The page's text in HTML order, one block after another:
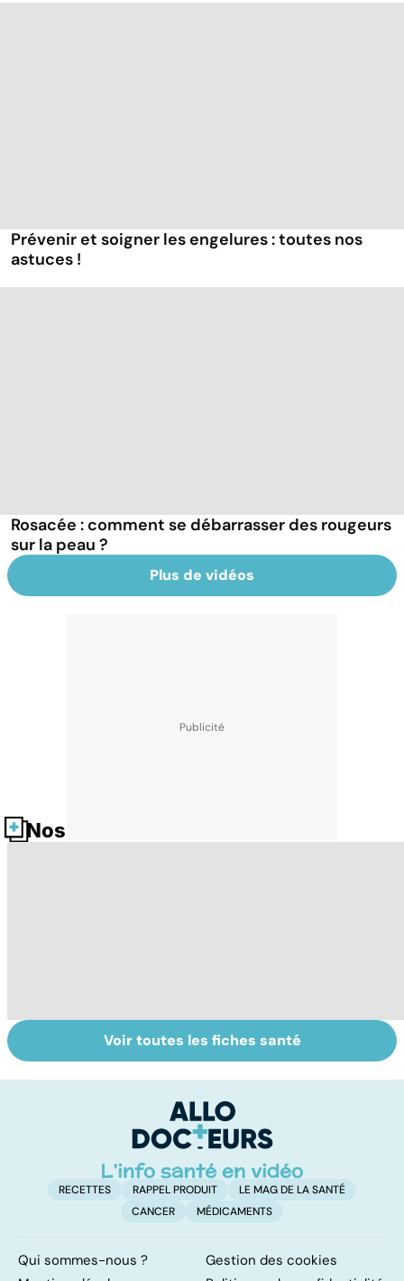
Prévenir et soigner les engelures : toutes nos
astuces !
Rosacée : comment se débarrasser des rougeurs
sur la peau ?
Plus de vidéos
Nos fiches santé
Algie vasculaire
de la face : une
Nécrose : quand
les tissus
Voir toutes les fiches santé
RECETTES RAPPEL PRODUIT
LE MAG DE LA SANTÉ
CANCER
MÉDICAMENTS
Qui sommes-nous ?
Gestion des cookies